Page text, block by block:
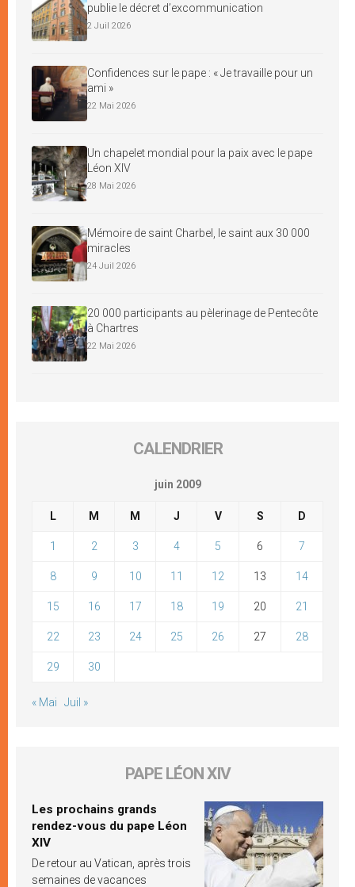
publie le décret d’excommunication
2 Juil 2026
Confidences sur le pape : « Je travaille pour un
ami »
22 Mai 2026
Un chapelet mondial pour la paix avec le pape
Léon XIV
28 Mai 2026
Mémoire de saint Charbel, le saint aux 30 000
miracles
24 Juil 2026
20 000 participants au pèlerinage de Pentecôte
à Chartres
22 Mai 2026
CALENDRIER
juin 2009
L M M J V S D
1 2 3 4 5 6 7
8 9 10 11 12 13 14
15 16 17 18 19 20 21
22 23 24 25 26 27 28
29 30
« Mai Juil »
PAPE LÉON XIV
Les prochains grands
rendez-vous du pape Léon
XIV
De retour au Vatican, après trois
semaines de vacances